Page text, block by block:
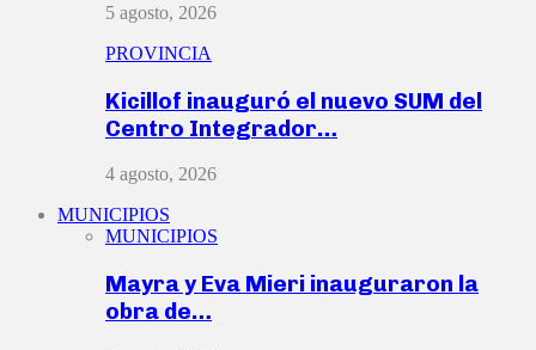
5 agosto, 2026
PROVINCIA
Kicillof inauguró el nuevo SUM del
Centro Integrador…
4 agosto, 2026
MUNICIPIOS
MUNICIPIOS
Mayra y Eva Mieri inauguraron la
obra de…